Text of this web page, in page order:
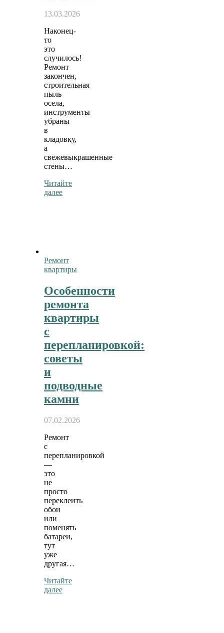
13.03.2026
Наконец-
то
это
случилось!
Ремонт
закончен,
строительная
пыль
осела,
инструменты
убраны
в
кладовку,
а
свежевыкрашенные
стены…
Читайте
далее
Ремонт
квартиры
Особенности
ремонта
квартиры
с
перепланировкой:
советы
и
подводные
камни
07.02.2026
Ремонт
с
перепланировкой
—
это
не
просто
переклеить
обои
или
поменять
батареи,
тут
уже
другая…
Читайте
далее